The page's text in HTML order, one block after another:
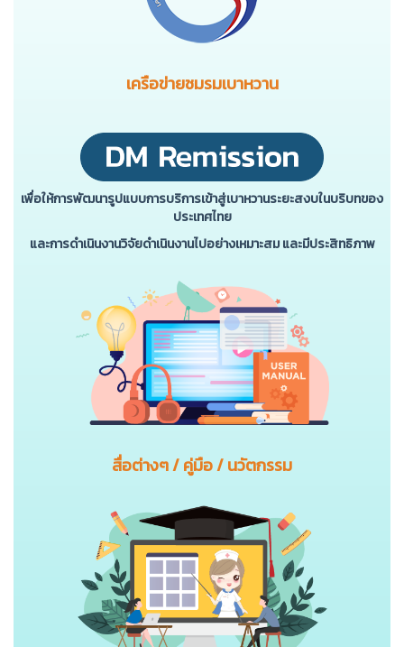
เครือข่ายชมรมเบาหวาน
เพื่อให้การพัฒนารูปแบบการบริการเข้าสู่เบาหวานระยะสงบในบริบทของ
ประเทศไทย
และการดําเนินงานวิจัยดําเนินงานไปอย่างเหมาะสม และมีประสิทธิภาพ
สื่อต่างๆ / คู่มือ / นวัตกรรม